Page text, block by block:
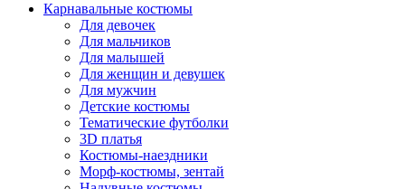
Карнавальные костюмы
Для девочек
Для мальчиков
Для малышей
Для женщин и девушек
Для мужчин
Детские костюмы
Тематические футболки
3D платья
Костюмы-наездники
Морф-костюмы, зентай